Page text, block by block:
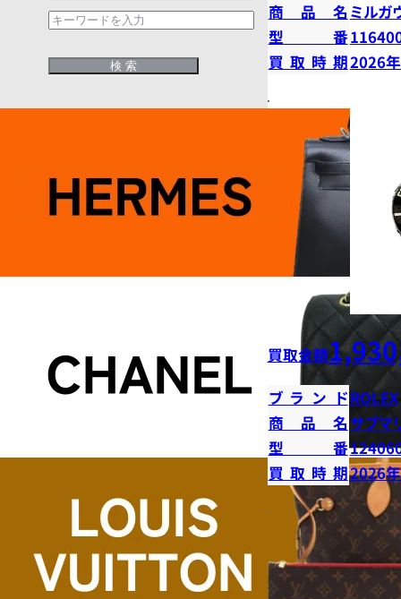
商品名 ミル
型番
買取時期2026
買取金額
ブランドROLEX
商品名 サブマ
型番
買取時期2026